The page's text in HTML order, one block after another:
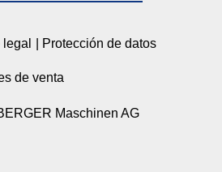
Protección de datos
de venta
Maschinen AG